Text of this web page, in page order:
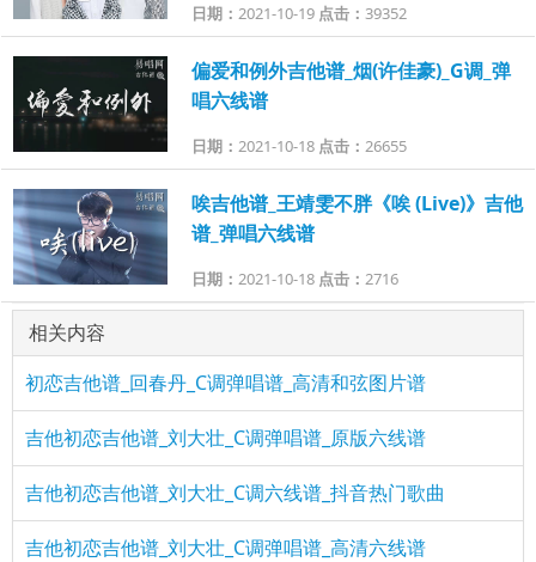
日期： 2021-10-19 点击： 39352
偏爱和例外吉他谱_烟(许佳豪)_G调_弹
唱六线谱
日期： 2021-10-18 点击： 26655
唉吉他谱_王靖雯不胖《唉 (Live)》吉他
谱_弹唱六线谱
日期： 2021-10-18 点击： 2716
相关内容
初恋吉他谱_回春丹_C调弹唱谱_高清和弦图片谱
吉他初恋吉他谱_刘大壮_C调弹唱谱_原版六线谱
吉他初恋吉他谱_刘大壮_C调六线谱_抖音热门歌曲
吉他初恋吉他谱_刘大壮_C调弹唱谱_高清六线谱